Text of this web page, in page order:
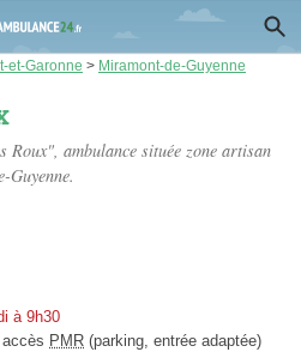
et-Garonne > Miramont-de-Guyenne
Roux", ambulance située zone artisan
Guyenne.
à 9h30
accès PMR (parking, entrée adaptée)